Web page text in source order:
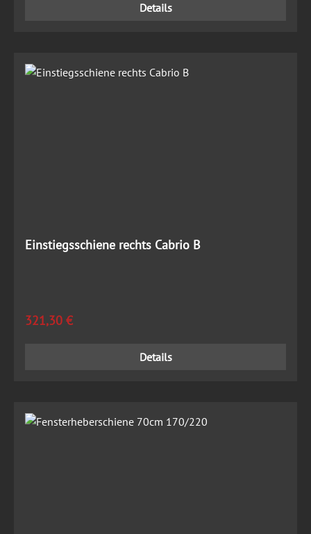
Details
Einstiegsschiene rechts Cabrio B
Regulärer Preis:
321,30 €
Details